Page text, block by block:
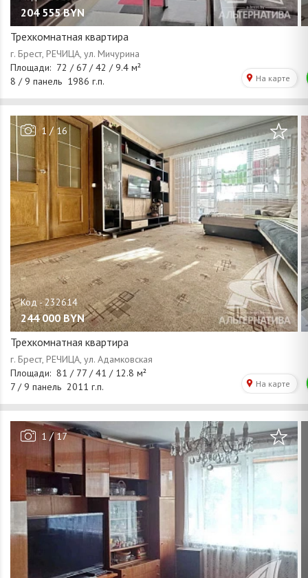
204 555 BYN
Трехкомнатная квартира
1 /16
244 000 BYN
Трехкомнатная квартира
1 /17